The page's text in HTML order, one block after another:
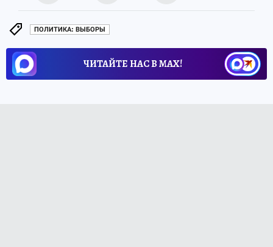
ПОЛИТИКА: ВЫБОРЫ
ЧИТАЙТЕ НАС В МАХ!